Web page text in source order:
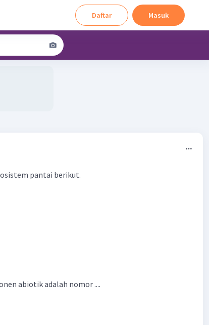
Daftar Masuk
pantai berikut.
abiotik adalah nomor ....